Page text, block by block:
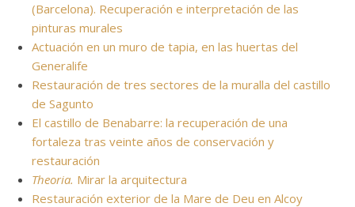
(Barcelona). Recuperación e interpretación de las
pinturas murales
Actuación en un muro de tapia, en las huertas del
Generalife
Restauración de tres sectores de la muralla del castillo
de Sagunto
El castillo de Benabarre: la recuperación de una
fortaleza tras veinte años de conservación y
restauración
Theoria. Mirar la arquitectura
Restauración exterior de la Mare de Deu en Alcoy